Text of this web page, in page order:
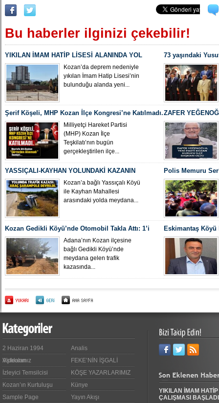
Bu haberler ilginizi çekebilir!
YIKILAN İMAM HATİP LİSESİ ALANINDA YOL
ÇALIŞMASI BAŞLADIKozan’da deprem nedeniyle
yıkılan İmam Hatip Lisesi’nin
bulunduğu alanda yeni...
73 yaşındaki
Yeniden MHP
Şerif Köşeli, MHP Kozan İlçe Kongresi’ne Katılmadı.
Milliyetçi Hareket Partisi
(MHP) Kozan İlçe
Teşkilatı’nın bugün
gerçekleştirilen ilçe...
ZAFER
İLÇE BAŞKANI
YASSIÇALI-KAYHAN YOLUNDAKİ KAZANIN
KAMERA GÖRÜNTÜLERİ ORTAYA ÇIKTI
Kozan’a bağlı Yassıçalı Köyü
ile Kayhan Mahallesi
arasındaki yolda meydana...
Polis Memuru
Uğurlandı
Kozan Gedikli Köyü’nde Otomobil Takla Attı: 1’i
Bebek 6 Kişi YaralandıAdana’nın Kozan ilçesine
bağlı Gedikli Köyü’nde
meydana gelen trafik
kazasında...
Eskimantaş Köyü
gördüğü
2 Haziran 1994
Videoları
Analis
Aşıklarımız
FEKE’NİN İŞGALİ
İzleyici Temsilcisi
KÖŞE YAZARLARIMIZ
Kozan’ın Kurtuluşu
Künye
Sample Page
Yayın Akışı
YIKILAN İMAM
ÇALIŞMASI BAŞLADI